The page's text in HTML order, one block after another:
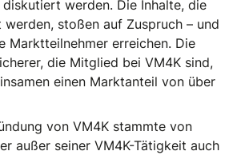
werden. Die Inhalte, die
stoßen auf Zuspruch – und
Marktteilnehmer erreichen. Die
die Mitglied bei VM4K sind,
einen Marktanteil von über
von VM4K stammte von
außer seiner VM4K-Tätigkeit auch